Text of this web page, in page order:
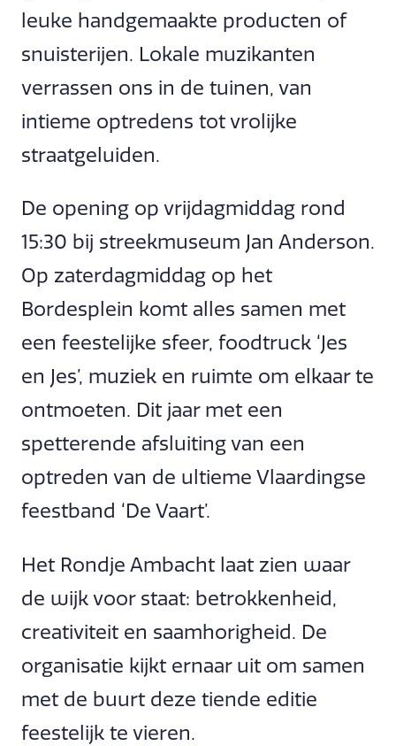
leuke handgemaakte producten of
snuisterijen. Lokale muzikanten
verrassen ons in de tuinen, van
intieme optredens tot vrolijke
straatgeluiden.
De opening op vrijdagmiddag rond
15:30 bij streekmuseum Jan Anderson.
Op zaterdagmiddag op het
Bordesplein komt alles samen met
een feestelijke sfeer, foodtruck ‘Jes
en Jes’, muziek en ruimte om elkaar te
ontmoeten. Dit jaar met een
spetterende afsluiting van een
optreden van de ultieme Vlaardingse
feestband ‘De Vaart’.
Het Rondje Ambacht laat zien waar
de wijk voor staat: betrokkenheid,
creativiteit en saamhorigheid. De
organisatie kijkt ernaar uit om samen
met de buurt deze tiende editie
feestelijk te vieren.